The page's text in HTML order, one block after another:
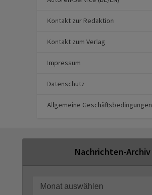
Kontakt zur Redaktion
Kontakt zum Verlag
Impressum
Datenschutz
Allgemeine Geschäftsbedingungen
Nachrichten-Archiv